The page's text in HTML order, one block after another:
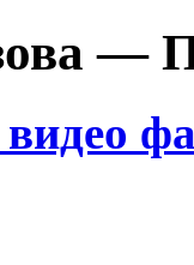
—
видео